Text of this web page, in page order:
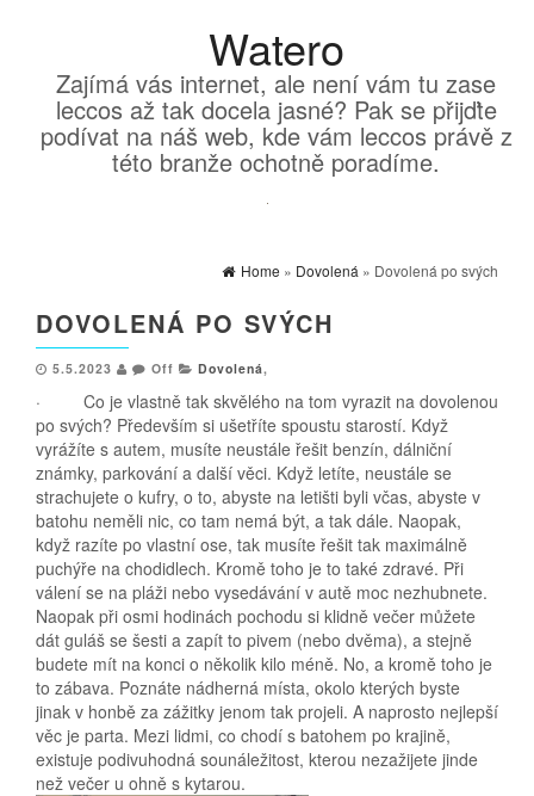
Watero
Zajímá vás internet, ale není vám tu zase
leccos až tak docela jasné? Pak se přijďte
podívat na náš web, kde vám leccos právě z
této branže ochotně poradíme.
Home » Dovolená » Dovolená po svých
DOVOLENÁ PO SVÝCH
5.5.2023 Off Dovolená,
· Co je vlastně tak skvělého na tom vyrazit na dovolenou
po svých? Především si ušetříte spoustu starostí. Když
vyrážíte s autem, musíte neustále řešit benzín, dálniční
známky, parkování a další věci. Když letíte, neustále se
strachujete o kufry, o to, abyste na letišti byli včas, abyste v
batohu neměli nic, co tam nemá být, a tak dále. Naopak,
když razíte po vlastní ose, tak musíte řešit tak maximálně
puchýře na chodidlech. Kromě toho je to také zdravé. Při
válení se na pláži nebo vysedávání v autě moc nezhubnete.
Naopak při osmi hodinách pochodu si klidně večer můžete
dát guláš se šesti a zapít to pivem (nebo dvěma), a stejně
budete mít na konci o několik kilo méně. No, a kromě toho je
to zábava. Poznáte nádherná místa, okolo kterých byste
jinak v honbě za zážitky jenom tak projeli. A naprosto nejlepší
věc je parta. Mezi lidmi, co chodí s batohem po krajině,
existuje podivuhodná sounáležitost, kterou nezažijete jinde
než večer u ohně s kytarou.